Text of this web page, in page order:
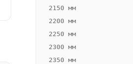
2150 мм
2200 мм
2250 мм
2300 мм
2350 мм